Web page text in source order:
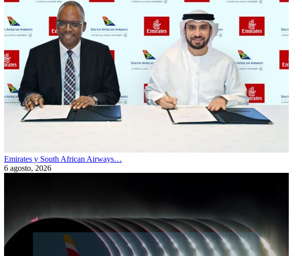
Emirates y South African Airways…
6 agosto, 2026